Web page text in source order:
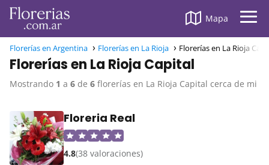
Mapa
Florerías en Argentina Florerías en La Rioja Florerías en La Rioja
Florerías en La Rioja Capital
Mostrando 1 a 6 de 6 florerías en La Rioja Capital cerca de mi
Floreria Real
4.8(38 valoraciones)